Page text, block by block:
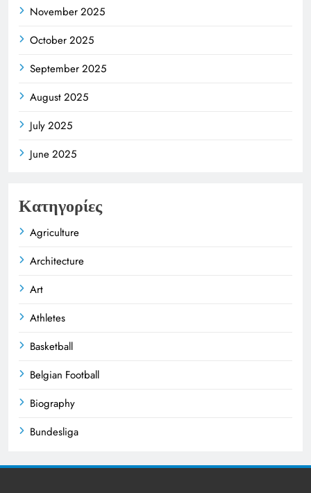
November 2025
October 2025
September 2025
August 2025
July 2025
June 2025
Κατηγορίες
Agriculture
Architecture
Art
Athletes
Basketball
Belgian Football
Biography
Bundesliga